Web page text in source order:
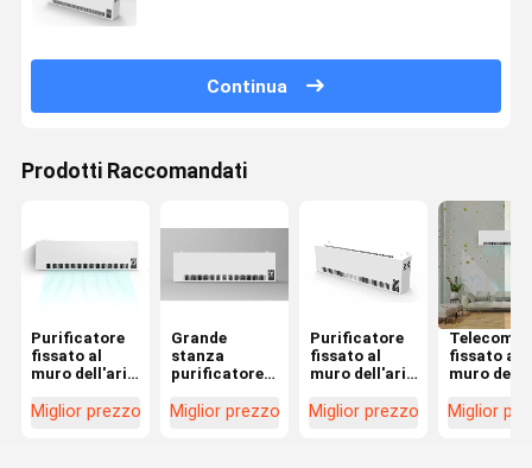
Continua
Prodotti Raccomandati
Purificatore
fissato al
muro dell'aria
eliminazione
Miglior prezzo
Grande
stanza
purificatore
muro dell'aria
Miglior prezzo
Purificatore
fissato al
muro dell'aria
EPA per il
Miglior prezzo
fissato al
muro del
Miglior